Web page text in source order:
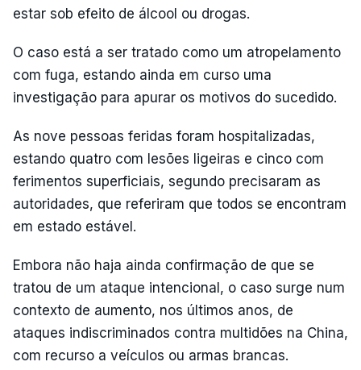
estar sob efeito de álcool ou drogas.
O caso está a ser tratado como um atropelamento
com fuga, estando ainda em curso uma
investigação para apurar os motivos do sucedido.
As nove pessoas feridas foram hospitalizadas,
estando quatro com lesões ligeiras e cinco com
ferimentos superficiais, segundo precisaram as
autoridades, que referiram que todos se encontram
em estado estável.
Embora não haja ainda confirmação de que se
tratou de um ataque intencional, o caso surge num
contexto de aumento, nos últimos anos, de
ataques indiscriminados contra multidões na China,
com recurso a veículos ou armas brancas.